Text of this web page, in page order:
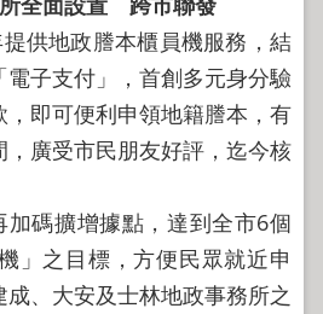
地政謄本櫃員機服務，結
子支付」，首創多元身分驗
即可便利申領地籍謄本，有
廣受市民朋友好評，迄今核
碼擴增據點，達到全市6個
」之目標，方便民眾就近申
、大安及士林地政事務所之